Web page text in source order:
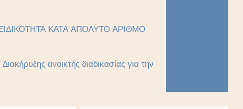
ΚΑΤΑ ΑΠΟΛΥΤΟ ΑΡΙΘΜΟ
ανοικτής διαδικασίας για την